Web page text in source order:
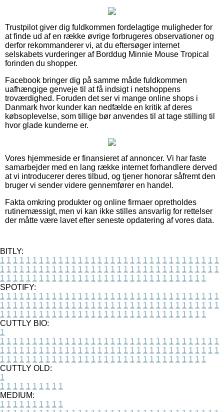
Trustpilot giver dig fuldkommen fordelagtige muligheder for
at finde ud af en række øvrige forbrugeres observationer og
derfor rekommanderer vi, at du eftersøger internet
selskabets vurderinger af Borddug Minnie Mouse Tropical
forinden du shopper.
Facebook bringer dig på samme måde fuldkommen
uafhængige genveje til at få indsigt i netshoppens
troværdighed. Foruden det ser vi mange online shops i
Danmark hvor kunder kan nedfælde en kritik af deres
købsoplevelse, som tillige bør anvendes til at tage stilling til
hvor glade kunderne er.
Vores hjemmeside er finansieret af annoncer. Vi har faste
samarbejder med en lang række internet forhandlere derved
at vi introducerer deres tilbud, og tjener honorar såfremt den
bruger vi sender videre gennemfører en handel.
Fakta omkring produkter og online firmaer opretholdes
rutinemæssigt, men vi kan ikke stilles ansvarlig for rettelser
der måtte være lavet efter seneste opdatering af vores data.
BITLY:
1 1 1 1 1 1 1 1 1 1 1 1 1 1 1 1 1 1 1 1 1 1 1 1 1 1 1 1 1 1 1 1 1 1
1 1 1 1 1 1 1 1 1 1 1 1 1 1 1 1 1 1 1 1 1 1 1 1 1 1 1 1 1 1 1 1 1 1
1 1 1 1 1 1 1 1 1 1 1 1 1 1 1 1 1 1 1 1 1 1 1 1 1 1 1 1 1 1 1 1
SPOTIFY:
1 1 1 1 1 1 1 1 1 1 1 1 1 1 1 1 1 1 1 1 1 1 1 1 1 1 1 1 1 1 1 1 1 1
1 1 1 1 1 1 1 1 1 1 1 1 1 1 1 1 1 1 1 1 1 1 1 1 1 1 1 1 1 1 1 1 1 1
1 1 1 1 1 1 1 1 1 1 1 1 1 1 1 1 1 1 1 1 1 1 1 1 1 1 1 1 1 1 1 1
CUTTLY BIO:
1
1 1 1 1 1 1 1 1 1 1 1 1 1 1 1 1 1 1 1 1 1 1 1 1 1 1 1 1 1 1 1 1 1 1
1 1 1 1 1 1 1 1 1 1 1 1 1 1 1 1 1 1 1 1 1 1 1 1 1 1 1 1 1 1 1 1 1 1
1 1 1 1 1 1 1 1 1 1 1 1 1 1 1 1 1 1 1 1 1 1 1 1 1 1 1 1 1 1 1 1
CUTTLY OLD:
1
1 1 1 1 1 1 1 1 1 1
MEDIUM:
1 1 1 1 1 1 1 1 1 1